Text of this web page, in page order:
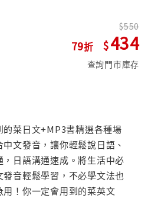
79
550
434
查詢門市庫存
菜日文+MP3書精選各種場
文發音，讓你輕鬆說日語、
日語溝通速成。將生活中必
音輕鬆學習，不必學文法也
！你一定會用到的菜英文